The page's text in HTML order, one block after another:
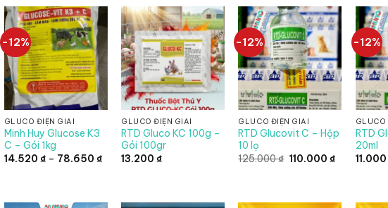
1.390.500 ₫.
-12%
GLUCO ĐIỆN GIẢI
Minh Huy Glucose K3
C – Gói 1kg
14.520 ₫ – 78.650 ₫Khoảng
78.650 ₫
GLUCO ĐIỆN GIẢI
RTD Gluco KC 100g –
Gói 100gr
13.200₫
-12%
GLUCO ĐIỆN GIẢI
RTD Glucovit C – Hộp
10 lọ
125.000₫ Giá
110.000 ₫Giá
-12%
GLUCO
RTD
20ml
11.000